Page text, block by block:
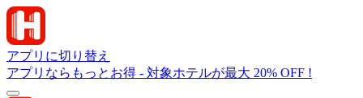
アプリに切り替え
アプリならもっとお得 - 対象ホテルが最大 20% OFF !